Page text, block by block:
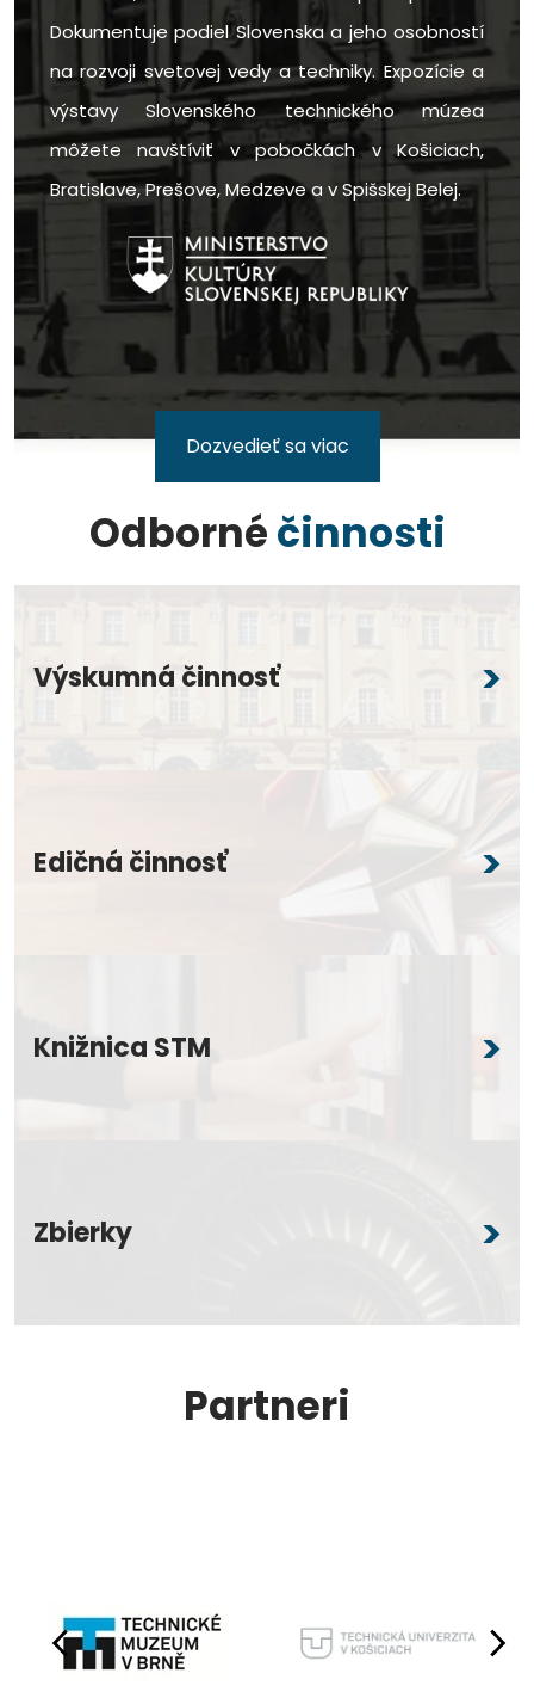
Dokumentuje podiel Slovenska a jeho osobností
na rozvoji svetovej vedy a techniky. Expozície a
výstavy Slovenského technického múzea
môžete navštíviť v pobočkách v Košiciach,
Bratislave, Prešove, Medzeve a v Spišskej Belej.
Dozvedieť sa viac
Odbornéčinnosti
Výskumná činnosť
Edičná činnosť
Knižnica STM
Zbierky
Partneri